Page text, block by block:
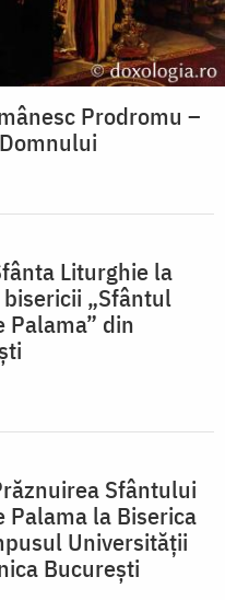
Prodromu –
Liturghie la
„Sfântul
Palama” din
Sfântului
Palama la Biserica
Universității
București